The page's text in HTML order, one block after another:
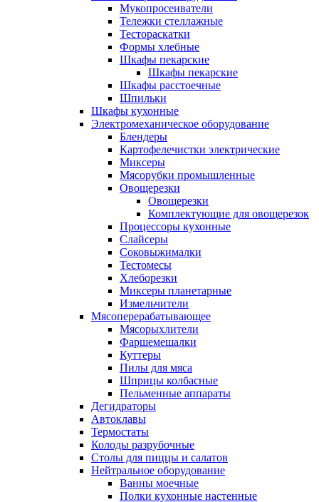
Мукопросеиватели
Тележки стеллажные
Тестораскатки
Формы хлебные
Шкафы пекарские
Шкафы пекарские
Шкафы расстоечные
Шпильки
Шкафы кухонные
Электромеханическое оборудование
Блендеры
Картофелечистки электрические
Миксеры
Мясорубки промышленные
Овощерезки
Овощерезки
Комплектующие для овощерезок
Процессоры кухонные
Слайсеры
Соковыжималки
Тестомесы
Хлеборезки
Миксеры планетарные
Измельчители
Мясоперерабатывающее
Мясорыхлители
Фаршемешалки
Куттеры
Пилы для мяса
Шприцы колбасные
Пельменные аппараты
Дегидраторы
Автоклавы
Термостаты
Колоды разрубочные
Столы для пиццы и салатов
Нейтральное оборудование
Ванны моечные
Полки кухонные настенные